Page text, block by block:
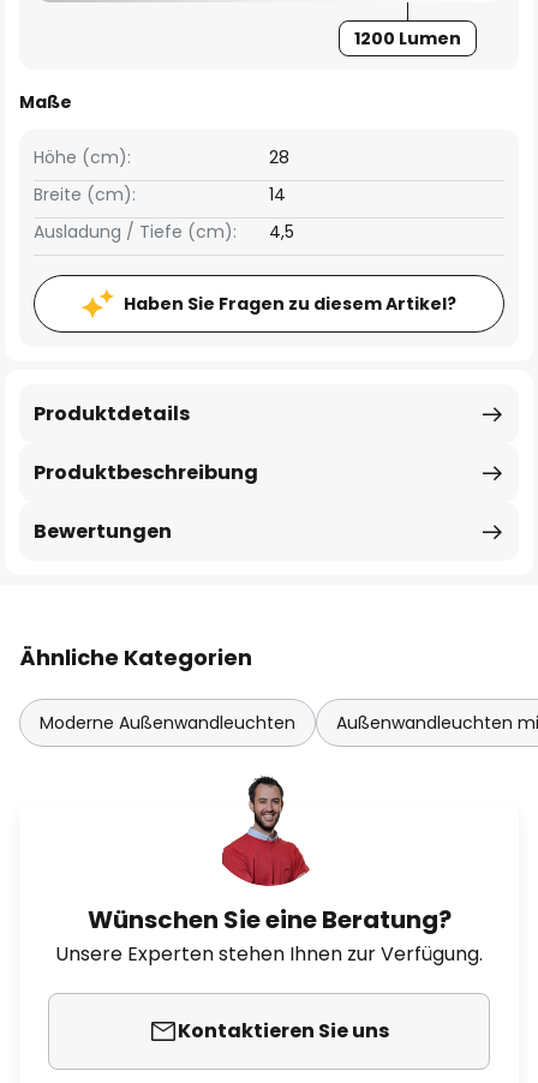
1200 Lumen
Maße
Breite (cm): 14
Höhe (cm): 28
Ausladung / Tiefe (cm): 4,5
Haben Sie Fragen zu diesem Artikel?
Produktbeschreibung
Produktdetails
Bewertungen
Ähnliche Kategorien
Moderne Außenwandleuchten Außenwandleuchten
Wünschen Sie eine Beratung?
Unsere Experten stehen Ihnen zur Verfügung.
Kontaktieren Sie uns